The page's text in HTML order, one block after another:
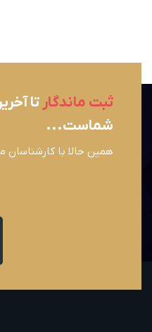
ثبت ماندگار تا
شماست...
همین حالا با کارشناسان